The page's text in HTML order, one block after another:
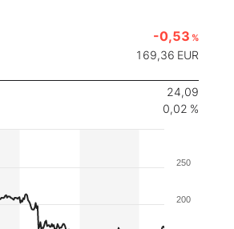
-0,53 %
169,36 EUR
24,09
0,02 %
200
250